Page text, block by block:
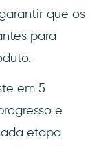
que os
para
em 5
e
etapa